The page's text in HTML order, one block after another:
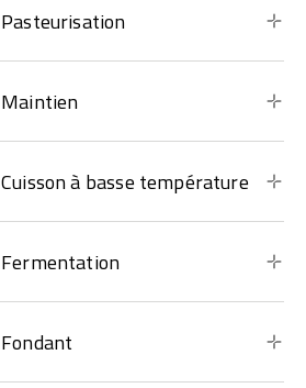
Pasteurisation
Maintien
Cuisson à basse température
Fermentation
Fondant